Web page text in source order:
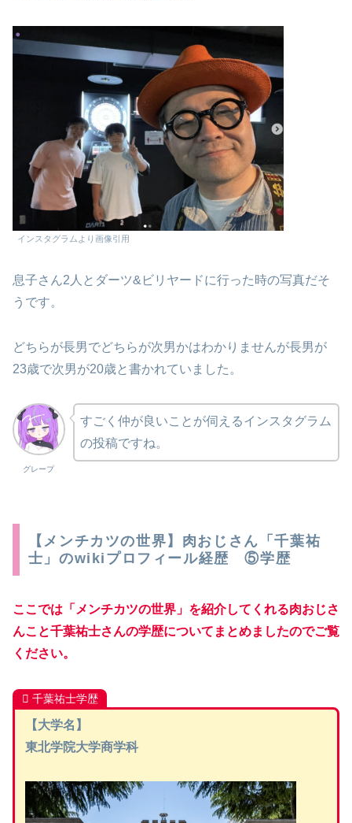
インスタグラムより画像引用
息子さん2人とダーツ&ビリヤードに行った時の写真だそ
うです。
どちらが長男でどちらが次男かはわかりませんが長男が
23歳で次男が20歳と書かれていました。
グレープ
すごく仲が良いことが伺えるインスタグラム
の投稿ですね。
【メンチカツの世界】肉おじさん「千葉祐
士」のwikiプロフィール経歴 ⑤学歴
ここでは「メンチカツの世界」を紹介してくれる肉おじさ
んこと千葉祐士さんの学歴についてまとめましたのでご覧
ください。
千葉祐士学歴
【大学名】
東北学院大学商学科